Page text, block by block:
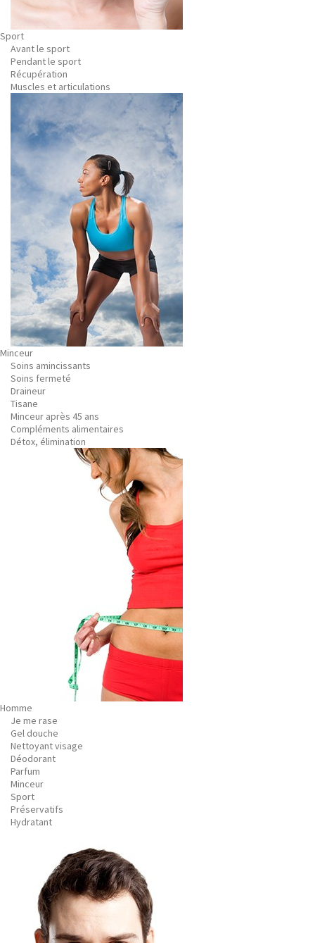
Sport
Avant le sport
Pendant le sport
Récupération
Muscles et articulations
Minceur
Soins amincissants
Soins fermeté
Draineur
Tisane
Minceur après 45 ans
Compléments alimentaires
Détox, élimination
Homme
Je me rase
Gel douche
Nettoyant visage
Déodorant
Parfum
Minceur
Sport
Préservatifs
Hydratant